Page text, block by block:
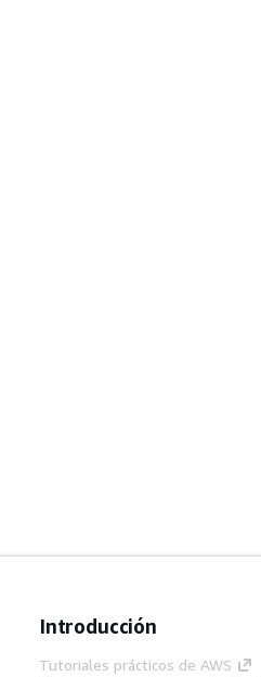
Introducción
Tutoriales prácticos de AWS